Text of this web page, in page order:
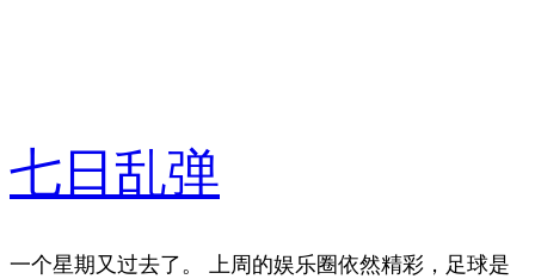
七日乱弹
一个星期又过去了。 上周的娱乐圈依然精彩，足球是